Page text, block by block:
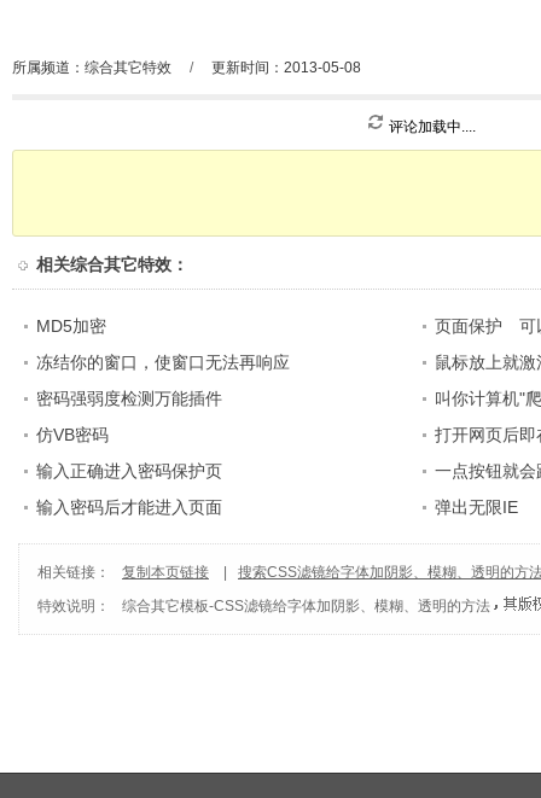
所属频道： 综合其它特效 / 更新时间：2013-05-08
评论加载中....
相关综合其它特效 ：
MD5加密
页面保护 可
冻结你的窗口，使窗口无法再响应
鼠标放上就激
密码强弱度检测万能插件
叫你计算机"
仿VB密码
打开网页后
输入正确进入密码保护页
一点按钮就
输入密码后才能进入页面
弹出无限IE
相关链接： 复制本页链接
搜索CSS滤镜给字体加阴影、模糊、透明的方
特效说明：
综合其它模板-CSS滤镜给字体加阴影、模糊、透明的方法